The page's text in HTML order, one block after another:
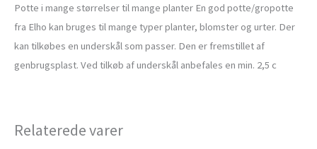
Potte i mange størrelser til mange planter En god potte/gropotte
fra Elho kan bruges til mange typer planter, blomster og urter. Der
kan tilkøbes en underskål som passer. Den er fremstillet af
genbrugsplast. Ved tilkøb af underskål anbefales en min. 2,5 c
Relaterede varer